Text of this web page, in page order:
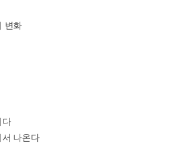
변화
다
서 나온다